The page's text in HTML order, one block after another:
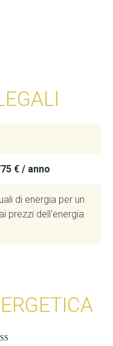
€ / anno
di energia per un
prezzi dell'energia